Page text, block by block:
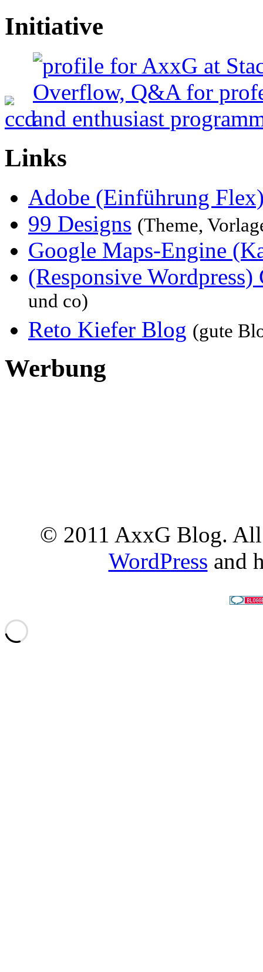
Initiative
Links
Adobe (Einführung
99 Designs (Theme,
Google Maps-Engine
(Responsive Wordpress)
und co)
Reto Kiefer Blog (gute
Werbung
© 2011 AxxG Blog. All
WordPress and